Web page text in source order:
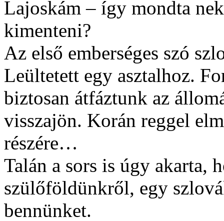
Lajoskám – így mondta
kimenteni?
Az első emberséges szó
Leültetett egy asztalhoz.
biztosan átfáztunk az
visszajön. Korán reggel
részére…
Talán a sors is úgy akarta,
szülőföldünkről, egy
bennünket.